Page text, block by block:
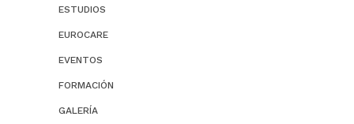
ESTUDIOS
EUROCARE
EVENTOS
FORMACIÓN
GALERÍA